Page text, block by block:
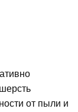
от пыли и